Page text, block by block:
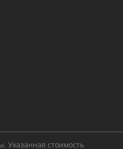
Указанная стоимость